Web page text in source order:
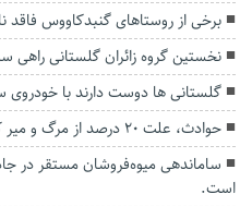
برخی از روستاهای گنبدکاووس فاقد
نخستین گروه زائران گلستانی
گلستانی ها دوست دارند با خودروی
حوادث، علت ۲۰ درصد از مرگ‌ و‌ میر کودکان در گلستان
ساماندهی میوه‌فروشان مستقر در
است.